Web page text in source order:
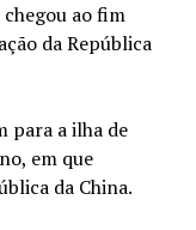
ao fim
da República
para a ilha de
em que
da China.